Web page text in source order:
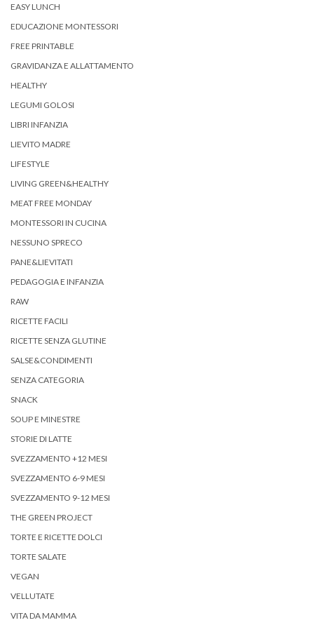
EASY LUNCH
EDUCAZIONE MONTESSORI
FREE PRINTABLE
GRAVIDANZA E ALLATTAMENTO
HEALTHY
LEGUMI GOLOSI
LIBRI INFANZIA
LIEVITO MADRE
LIFESTYLE
LIVING GREEN&HEALTHY
MEAT FREE MONDAY
MONTESSORI IN CUCINA
NESSUNO SPRECO
PANE&LIEVITATI
PEDAGOGIA E INFANZIA
RAW
RICETTE FACILI
RICETTE SENZA GLUTINE
SALSE&CONDIMENTI
SENZA CATEGORIA
SNACK
SOUP E MINESTRE
STORIE DI LATTE
SVEZZAMENTO +12 MESI
SVEZZAMENTO 6-9 MESI
SVEZZAMENTO 9-12 MESI
THE GREEN PROJECT
TORTE E RICETTE DOLCI
TORTE SALATE
VEGAN
VELLUTATE
VITA DA MAMMA